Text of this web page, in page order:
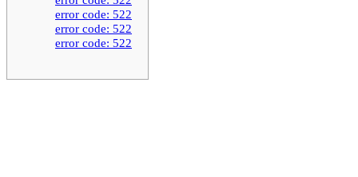
error code: 522
error code: 522
error code: 522